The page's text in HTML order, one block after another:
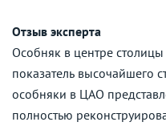
Отзыв эксперта
Особняк в центре
показатель высочайшего
особняки в ЦАО
полностью